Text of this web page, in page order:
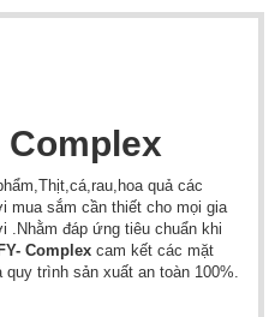
Complex
quả các
mua sắm cần thiết cho mọi gia
.Nhằm đáp ứng tiêu chuẩn khi
Complex cam kết các mặt
trình sản xuất an toàn 100%.